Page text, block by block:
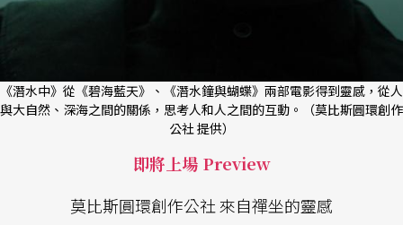
《潛水中》從《碧海藍天》、《潛水鐘與蝴蝶》兩部電影得到靈感，從人
與大自然、深海之間的關係，思考人和人之間的互動。（莫比斯圓環創作
公社 提供）
即將上場 Preview
莫比斯圓環創作公社 來自禪坐的靈感